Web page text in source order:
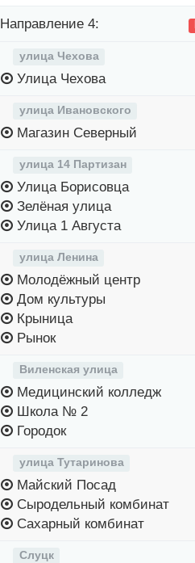
Направление 4:
улица Чехова
Улица Чехова
улица Ивановского
Магазин Северный
улица 14 Партизан
Улица Борисовца
Зелёная улица
Улица 1 Августа
улица Ленина
Молодёжный центр
Дом культуры
Крыница
Рынок
Виленская улица
Медицинский колледж
Школа № 2
Городок
улица Тутаринова
Майский Посад
Сыродельный комбинат
Сахарный комбинат
Слуцк